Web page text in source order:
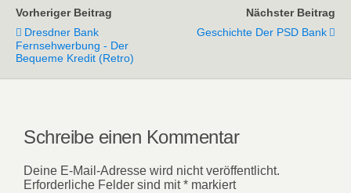
Vorheriger Beitrag
Dresdner Bank
Fernsehwerbung - Der
Bequeme Kredit (Retro)
Nächster Beitrag
Geschichte Der PSD Bank
Schreibe einen Kommentar
Deine E-Mail-Adresse wird nicht veröffentlicht.
Erforderliche Felder sind mit* markiert